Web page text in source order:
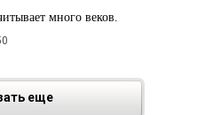
много веков.
еще